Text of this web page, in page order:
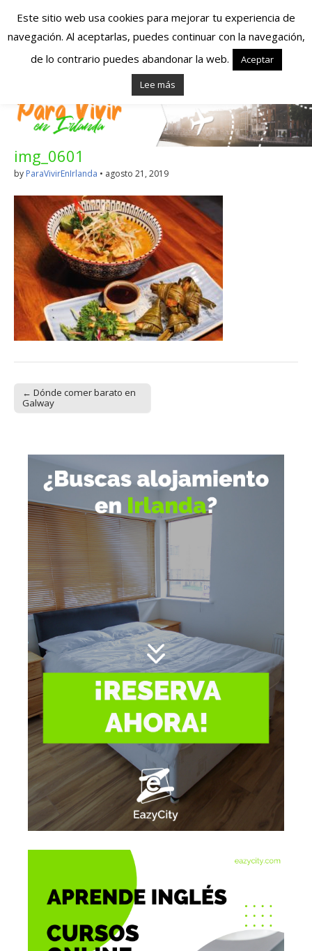
Españoles en
Irlanda – Vivir en
Irlanda – Trabajo
en Irlanda –
Alojamiento en
Irlanda
Blog dedicado a los que viven, estudian y trabajan en
Irlanda!
img_0601
by ParaVivirEnIrlanda • agosto 21, 2019
Post navigation
← Dónde comer barato en
Galway
Este sitio web usa cookies para mejorar tu experiencia de
navegación. Al aceptarlas, puedes continuar con la navegación,
de lo contrario puedes abandonar la web.
Aceptar
Lee más